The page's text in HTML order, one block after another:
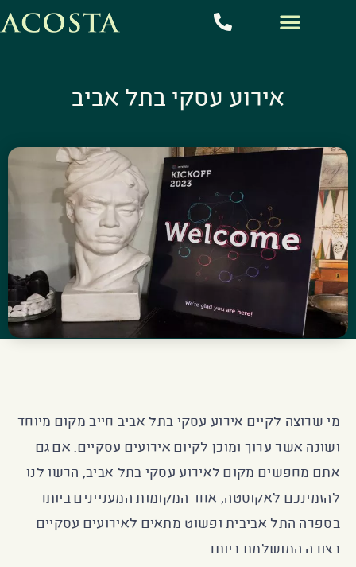
אירוע עסקי בתל אביב
מי שרוצה לקיים אירוע עסקי בתל אביב חייב מקום מיוחד
ושונה אשר ערוך ומוכן לקיום אירועים עסקיים. אם גם
אתם מחפשים מקום לאירוע עסקי בתל אביב, הרשו לנו
להזמינכם לאקוסטה, אחד המקומות המעניינים ביותר
בספרה התל אביבית ופשוט מתאים לאירועים עסקיים
בצורה המושלמת ביותר.